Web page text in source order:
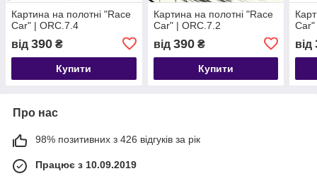
Картина на полотні "Race
Сar" | ORC.7.4
від 390 ₴
Купити
Картина на полотні "Race
Сar" | ORC.7.2
від 390₴
Купити
Сar"
від
Про нас
98% позитивних з 426 відгуків за рік
Працює з 10.09.2019